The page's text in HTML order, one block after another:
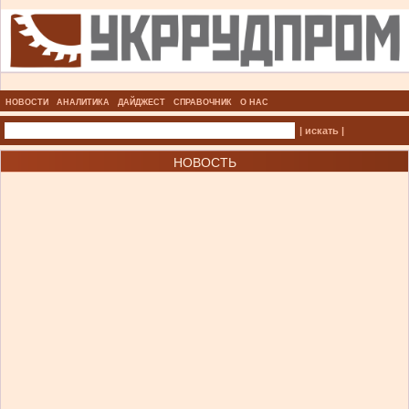
НОВОСТИ АНАЛИТИКА ДАЙДЖЕСТ СПРАВОЧНИК О НАС
| искать |
НОВОСТЬ